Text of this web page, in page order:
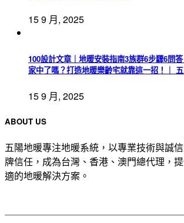
15 9 月, 2025
100設計文章｜地暖安裝指南3族群6步驟6問
家中了嗎？打造地暖樂齡宅就靠這一招！｜
15 9 月, 2025
ABOUT US
五陽地暖專注地暖系統，以專業技術與誠
牌信任，成為台灣、香港、澳門總代理，
適的地暖解決方案。